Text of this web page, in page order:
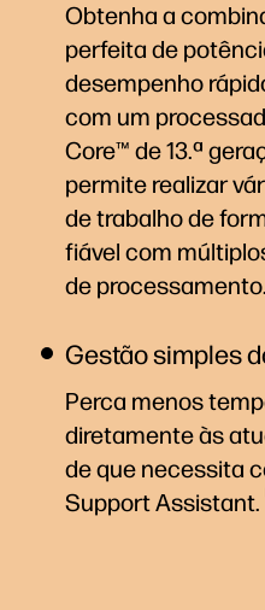
Obtenha a
perfeita de
desempenho
com um
Core™ de 13.ª
permite realizar
de trabalho de
fiável com
de processamento.
Gestão simples
Perca menos
diretamente às
de que necessita
SupportAssistant.